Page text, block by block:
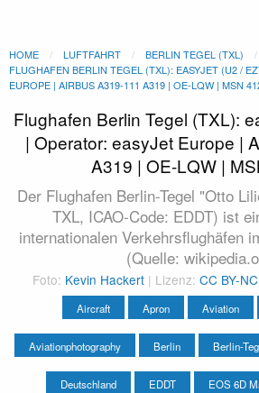
HOME LUFTFAHRT
BERLIN TEGEL (TXL)
FLUGHAFEN BERLIN TEGEL (TXL): EASYJET (U2 /
EUROPE | AIRBUS A319-111 A319 | OE-LQW | MSN
Flughafen Berlin Tegel (TXL):
| Operator: easyJet Europe |
A319 | OE-LQW |
Der Flughafen Berlin-Tegel "Otto
TXL, ICAO-Code: EDDT) ist
internationalen Verkehrsflughäfen
(Quelle:
Foto: Kevin Hackert | Lizenz: CC BY-
Aircraft Apron Aviation
Aviationphotography Berlin Berlin-
Deutschland EDDT EOS 6D